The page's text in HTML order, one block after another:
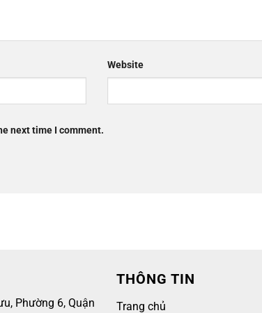
Website
next time I comment.
Phường 6, Quận
THÔNG TIN
Trang chủ